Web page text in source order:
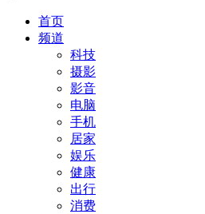
首页
频道
科技
摄影
影音
电脑
手机
居家
娱乐
健康
出行
消费